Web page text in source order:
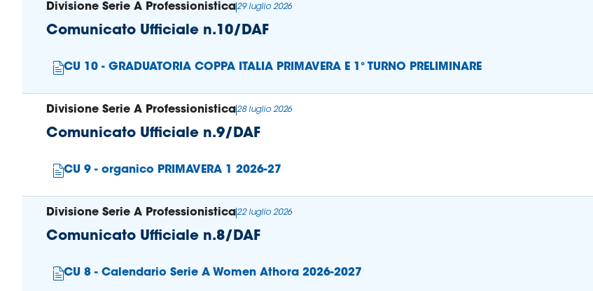
Contatti
Assicurazione
Comunicato Ufficiale n.10/DAF
CU 10 - GRADUATORIA COPPA ITALIA PRIMAVERA E 1° TURNO PRELIMINARE
Divisione Serie A Professionistica29 luglio 2026
Comunicato Ufficiale n.9/DAF
CU 9 - organico PRIMAVERA 1 2026-27
Divisione Serie A Professionistica28 luglio 2026
Comunicato Ufficiale n.8/DAF
CU 8 - Calendario Serie A Women Athora 2026-2027
Divisione Serie A Professionistica22 luglio 2026